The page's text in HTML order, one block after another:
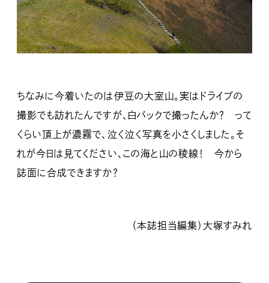
ちなみに今着いたのは伊豆の大室山。実はドライブの
撮影でも訪れたんですが、白バックで撮ったんか？ って
くらい頂上が濃霧で、泣く泣く写真を小さくしました。そ
れが今日は見てください、この海と山の稜線！ 今から
誌面に合成できますか？
（本誌担当編集）大塚すみれ